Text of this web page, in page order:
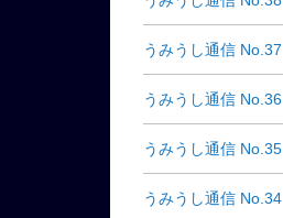
うみうし通信 No.37
うみうし通信 No.36
うみうし通信 No.35
うみうし通信 No.34